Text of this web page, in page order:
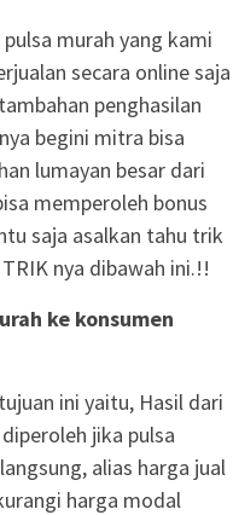
murah yang kami
secara online saja
penghasilan
begini mitra bisa
lumayan besar dari
memperoleh bonus
saja asalkan tahu trik
nya dibawah ini.!!
ke konsumen
ini yaitu, Hasil dari
jika pulsa
alias harga jual
harga modal